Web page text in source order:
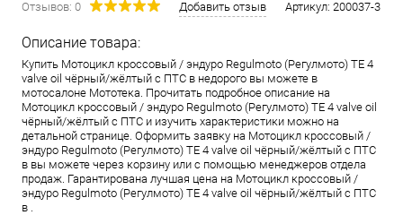
Отзывов: 0 Добавить отзыв Артикул: 200037-3
Описание товара:
Купить Мотоцикл кроссовый / эндуро Regulmoto (Регулмото) TE 4
valve oil чёрный/жёлтый с ПТС в недорого вы можете в
мотосалоне Мототека. Прочитать подробное описание на
Мотоцикл кроссовый / эндуро Regulmoto (Регулмото) TE 4 valve oil
чёрный/жёлтый с ПТС и изучить характеристики можно на
детальной странице. Оформить заявку на Мотоцикл кроссовый /
эндуро Regulmoto (Регулмото) TE 4 valve oil чёрный/жёлтый с ПТС
в вы можете через корзину или с помощью менеджеров отдела
продаж. Гарантирована лучшая цена на Мотоцикл кроссовый /
эндуро Regulmoto (Регулмото) TE 4 valve oil чёрный/жёлтый с ПТС
в .